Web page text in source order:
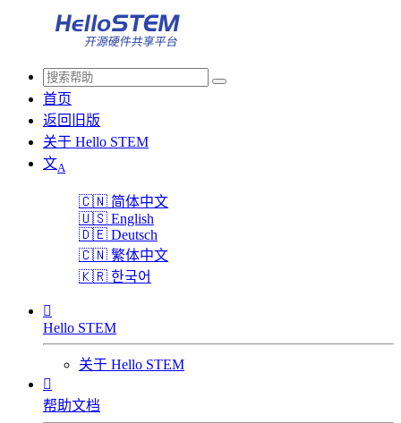
首页
返回旧版
关于 Hello STEM
文A
🇨🇳 简体中文
🇺🇸 English
🇩🇪 Deutsch
🇨🇳 繁体中文
🇰🇷 한국어

Hello STEM
关于 Hello STEM

帮助文档